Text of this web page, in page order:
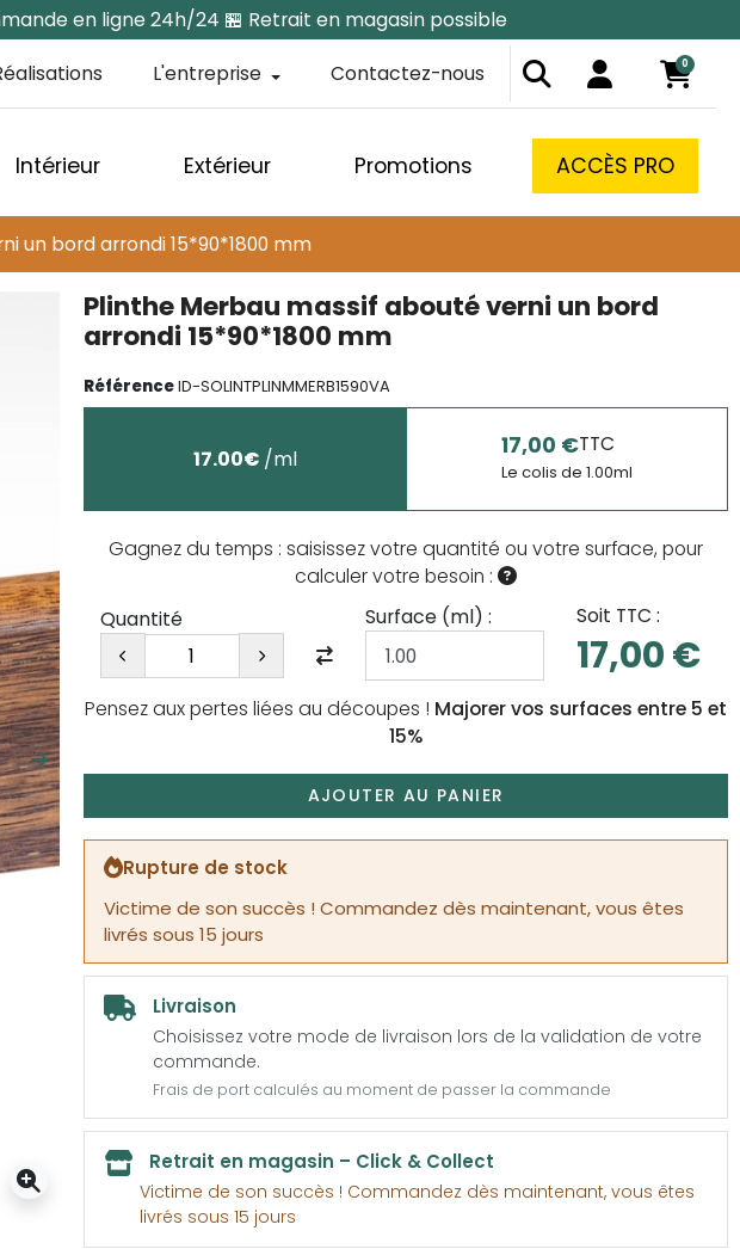
en ligne 24h/24 🏪 Retrait en magasin possible
L'entreprise Contactez-nous 0
Intérieur Extérieur Promotions ACCÈS PRO
un bord arrondi 15*90*1800 mm
Suivant
Plinthe Merbau massif abouté verni un bord
arrondi 15*90*1800 mm
RéférenceID-SOLINTPLINMMERB1590VA
17.00€/ml 17,00 €TTC
Le colis de 1.00ml
Gagnez du temps : saisissez votre quantité ou votre surface, pour
calculer votre besoin :
Quantité
Surface (ml) : Soit TTC :
17,00 €
Pensez aux pertes liées au découpes ! Majorer vos surfaces entre 5 et
15%
AJOUTER AU PANIER
Rupture de stock
Victime de son succès ! Commandez dès maintenant, vous êtes
livrés sous 15 jours
Livraison
Choisissez votre mode de livraison lors de la validation de votre
commande.
Frais de port calculés au moment de passer la commande
Retrait en magasin – Click & Collect
Victime de son succès ! Commandez dès maintenant, vous êtes
livrés sous 15 jours